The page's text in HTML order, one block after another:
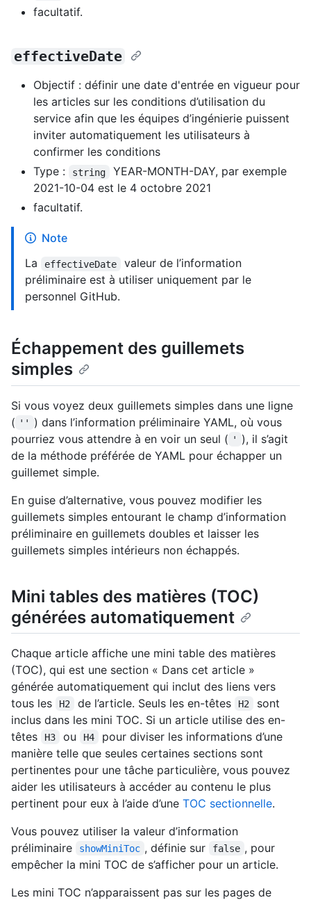
facultatif.
effectiveDate
Objectif : définir une date d'entrée en vigueur pour
les articles sur les conditions d’utilisation du
service afin que les équipes d’ingénierie puissent
inviter automatiquement les utilisateurs à
confirmer les conditions
Type :
string
YEAR-MONTH-DAY, par exemple
2021-10-04 est le 4 octobre 2021
facultatif.
Note
La
effectiveDate
valeur de l’information
préliminaire est à utiliser uniquement par le
personnel GitHub.
Échappement des guillemets
simples
Si vous voyez deux guillemets simples dans une ligne
( ''
) dans l’information préliminaire YAML, où vous
pourriez vous attendre à en voir un seul ( '
), il s’agit
de la méthode préférée de YAML pour échapper un
guillemet simple.
En guise d’alternative, vous pouvez modifier les
guillemets simples entourant le champ d’information
préliminaire en guillemets doubles et laisser les
guillemets simples intérieurs non échappés.
Mini tables des matières (TOC)
générées automatiquement
Chaque article affiche une mini table des matières
(TOC), qui est une section « Dans cet article »
générée automatiquement qui inclut des liens vers
tous les
H2 de l’article. Seuls les en-têtes H2
sont
inclus dans les mini TOC. Si un article utilise des en-
têtes
H3 ou H4
pour diviser les informations d’une
manière telle que seules certaines sections sont
pertinentes pour une tâche particulière, vous pouvez
aider les utilisateurs à accéder au contenu le plus
pertinent pour eux à l’aide d’une TOC sectionnelle.
Vous pouvez utiliser la valeur d’information
préliminaire
showMiniToc , définie sur false , pour
empêcher la mini TOC de s’afficher pour un article.
Les mini TOC n’apparaissent pas sur les pages de